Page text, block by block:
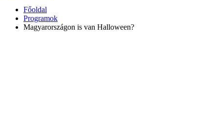
Főoldal
Programok
Magyarországon is van Halloween?